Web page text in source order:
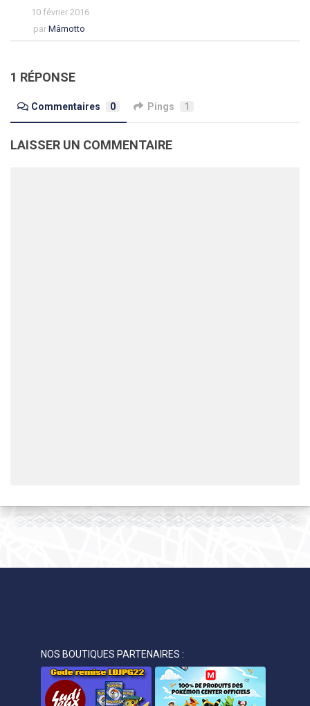
10 février 2016
par Mâmotto
1 RÉPONSE
Commentaires 0 Pings 1
LAISSER UN COMMENTAIRE
NOS BOUTIQUES PARTENAIRES :